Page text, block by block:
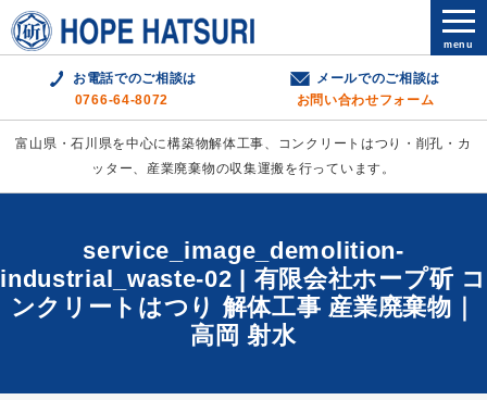
menu
お電話でのご相談は
0766-64-8072
メールでのご相談は
お問い合わせフォーム
富山県・石川県を中心に構築物解体工事、コンクリートはつり・削孔・カ
ッター、産業廃棄物の収集運搬を行っています。
service_image_demolition-
industrial_waste-02 | 有限会社ホープ斫 コ
ンクリートはつり 解体工事 産業廃棄物｜
高岡 射水